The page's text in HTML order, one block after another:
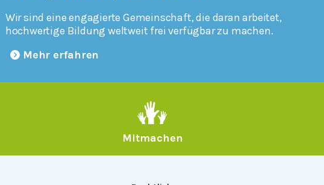
Wir sind eine engagierte Gemeinschaft, die daran arbeitet,
hochwertige Bildung weltweit frei verfügbar zu machen.
Mehr erfahren
Mitmachen